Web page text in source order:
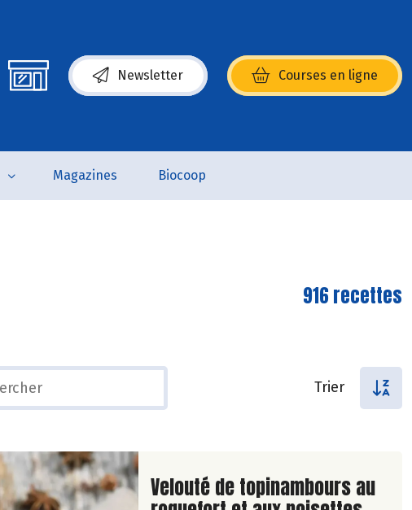
Newsletter Courses en ligne
(s’ouvre dans une nouvelle fenêtre)
Magazines Biocoop
916 recettes
Trier
Lire la suite de la recette
Velouté de topinambours au